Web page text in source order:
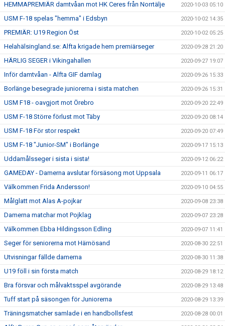
HEMMAPREMIÄR damtvåan mot HK Ceres från Norrtälje 2020-10-03 05:10
USM F-18 spelas "hemma" i Edsbyn 2020-10-02 14:35
PREMIÄR: U19 Region Öst 2020-10-02 05:25
Helahälsingland.se: Alfta krigade hem premiärseger 2020-09-28 21:20
HÄRLIG SEGER i Vikingahallen 2020-09-27 19:07
Inför damtvåan - Alfta GIF damlag 2020-09-26 15:33
Borlänge besegrade juniorerna i sista matchen 2020-09-26 15:31
USM F18 - oavgjort mot Örebro 2020-09-20 22:49
USM F-18 Större förlust mot Täby 2020-09-20 08:14
USM F-18 För stor respekt 2020-09-20 07:49
USM F-18 "Junior-SM" i Borlänge 2020-09-17 15:13
Uddamålsseger i sista i sista! 2020-09-12 06:22
GAMEDAY - Damerna avslutar försäsong mot Uppsala 2020-09-11 06:17
Välkommen Frida Andersson! 2020-09-10 04:55
Målglatt mot Alas A-pojkar 2020-09-08 23:38
Damerna matchar mot Pojklag 2020-09-07 23:28
Välkommen Ebba Hildingsson Edling 2020-09-07 11:41
Seger för seniorerna mot Härnösand 2020-08-30 22:51
Utvisningar fällde damerna 2020-08-30 11:38
U19 föll i sin första match 2020-08-29 18:12
Bra försvar och målvaktsspel avgörande 2020-08-29 13:48
Tuff start på säsongen för Juniorerna 2020-08-29 13:39
Träningsmatcher samlade i en handbollsfest 2020-08-28 00:01